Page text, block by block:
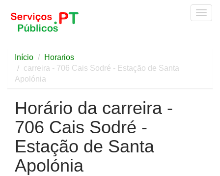
Início
Horarios
carreira - 706 Cais Sodré - Estação de Santa
Apolónia
Horário da carreira -
706 Cais Sodré -
Estação de Santa
Apolónia